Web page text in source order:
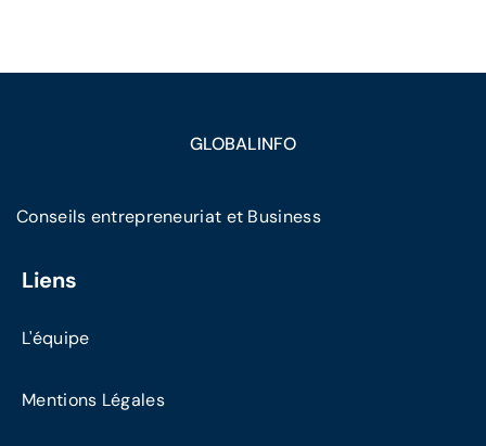
GLOBALINFO
Conseils entrepreneuriat et Business
Liens
L'équipe
Mentions Légales